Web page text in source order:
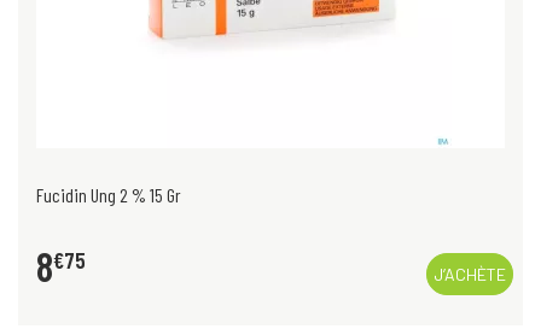
Fucidin Ung 2 % 15 Gr
8€75
J’ACHÈTE